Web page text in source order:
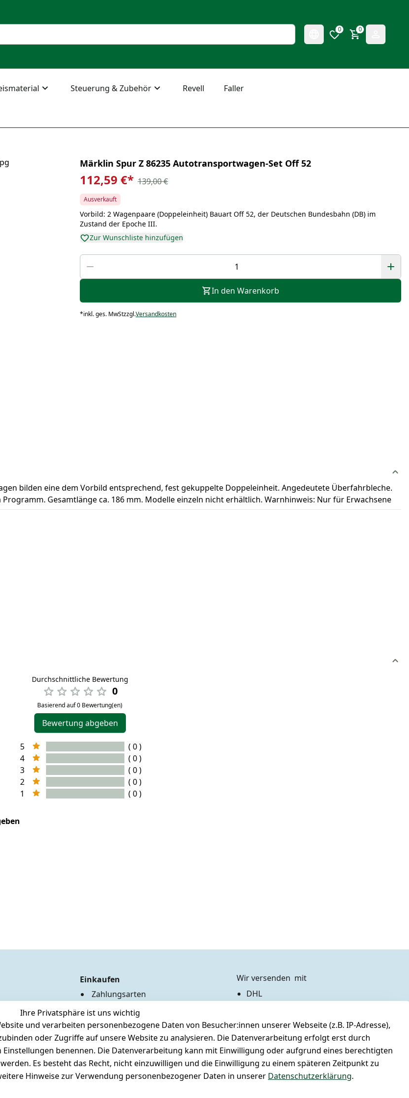
0 0
Steuerung & Zubehör Revell
Faller
Märklin Spur Z 86235 Autotransportwagen-Set Off 52
112,59 €* 139,00 €
Ausverkauft
Vorbild: 2 Wagenpaare (Doppeleinheit) Bauart Off 52, der Deutschen Bundesbahn (DB) im
Zustand der Epoche III.
Zur Wunschliste hinzufügen
In den Warenkorb
*inkl. ges. MwStzzgl.Versandkosten
bilden eine dem Vorbild entsprechend, fest gekuppelte Doppeleinheit. Angedeutete Überfahrbleche.
Gesamtlänge ca. 186 mm. Modelle einzeln nicht erhältlich. Warnhinweis: Nur für Erwachsene
Durchschnittliche Bewertung
0
Basierend auf 0 Bewertung(en)
Bewertung abgeben
5
( 0 )
4
( 0 )
3
( 0 )
2
( 0 )
1
( 0 )
Ihre Privatsphäre ist uns wichtig
und verarbeiten personenbezogene Daten von Besucher:innen unserer Webseite (z.B. IP-Adresse),
oder Zugriffe auf unsere Website zu analysieren. Die Datenverarbeitung erfolgt erst durch
benennen. Die Datenverarbeitung kann mit Einwilligung oder aufgrund eines berechtigten
Es besteht das Recht, nicht einzuwilligen und die Einwilligung zu einem späteren Zeitpunkt zu
Hinweise zur Verwendung personenbezogener Daten in unserer Datenschutzerklärung.
Einkaufen
Zahlungsarten
Hilfe
Batterieentsorgung
Märklin Insider Club
Unser Ladengeschäft
Newsletteranmeldung
Wir versenden  mit
DHL
Vorkasse
Barzahlung bei Abholung
PayPal / Kreditkarte